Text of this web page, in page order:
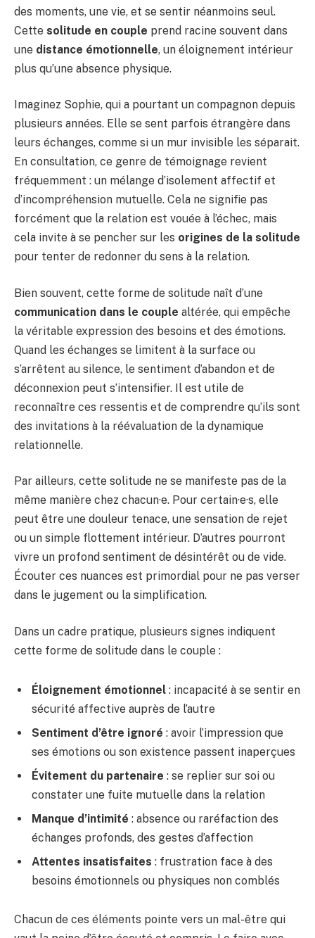
des moments, une vie, et se sentir néanmoins seul.
Cette solitude en couple prend racine souvent dans
une distance émotionnelle, un éloignement intérieur
plus qu’une absence physique.
Imaginez Sophie, qui a pourtant un compagnon depuis
plusieurs années. Elle se sent parfois étrangère dans
leurs échanges, comme si un mur invisible les séparait.
En consultation, ce genre de témoignage revient
fréquemment : un mélange d’isolement affectif et
d’incompréhension mutuelle. Cela ne signifie pas
forcément que la relation est vouée à l’échec, mais
cela invite à se pencher sur les origines de la solitude
pour tenter de redonner du sens à la relation.
Bien souvent, cette forme de solitude naît d’une
communication dans le couple altérée, qui empêche
la véritable expression des besoins et des émotions.
Quand les échanges se limitent à la surface ou
s’arrêtent au silence, le sentiment d’abandon et de
déconnexion peut s’intensifier. Il est utile de
reconnaître ces ressentis et de comprendre qu’ils sont
des invitations à la réévaluation de la dynamique
relationnelle.
Par ailleurs, cette solitude ne se manifeste pas de la
même manière chez chacun·e. Pour certain·e·s, elle
peut être une douleur tenace, une sensation de rejet
ou un simple flottement intérieur. D’autres pourront
vivre un profond sentiment de désintérêt ou de vide.
Écouter ces nuances est primordial pour ne pas verser
dans le jugement ou la simplification.
Dans un cadre pratique, plusieurs signes indiquent
cette forme de solitude dans le couple :
Éloignement émotionnel : incapacité à se sentir en
sécurité affective auprès de l’autre
Sentiment d’être ignoré : avoir l’impression que
ses émotions ou son existence passent inaperçues
Évitement du partenaire : se replier sur soi ou
constater une fuite mutuelle dans la relation
Manque d’intimité : absence ou raréfaction des
échanges profonds, des gestes d’affection
Attentes insatisfaites : frustration face à des
besoins émotionnels ou physiques non comblés
Chacun de ces éléments pointe vers un mal-être qui